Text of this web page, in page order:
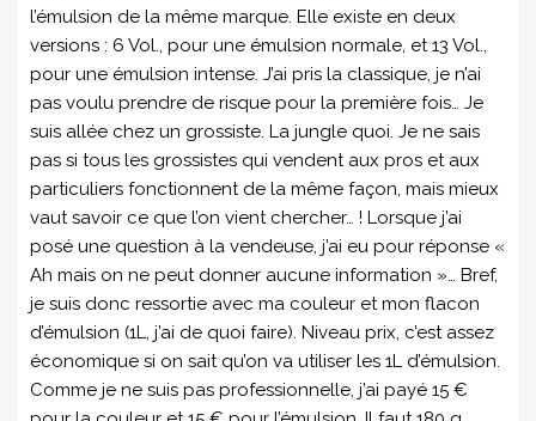
l’émulsion de la même marque. Elle existe en deux
versions : 6 Vol., pour une émulsion normale, et 13 Vol.,
pour une émulsion intense. J’ai pris la classique, je n’ai
pas voulu prendre de risque pour la première fois… Je
suis allée chez un grossiste. La jungle quoi. Je ne sais
pas si tous les grossistes qui vendent aux pros et aux
particuliers fonctionnent de la même façon, mais mieux
vaut savoir ce que l’on vient chercher… ! Lorsque j’ai
posé une question à la vendeuse, j’ai eu pour réponse «
Ah mais on ne peut donner aucune information »… Bref,
je suis donc ressortie avec ma couleur et mon flacon
d’émulsion (1L, j’ai de quoi faire). Niveau prix, c’est assez
économique si on sait qu’on va utiliser les 1L d’émulsion.
Comme je ne suis pas professionnelle, j’ai payé 15 €